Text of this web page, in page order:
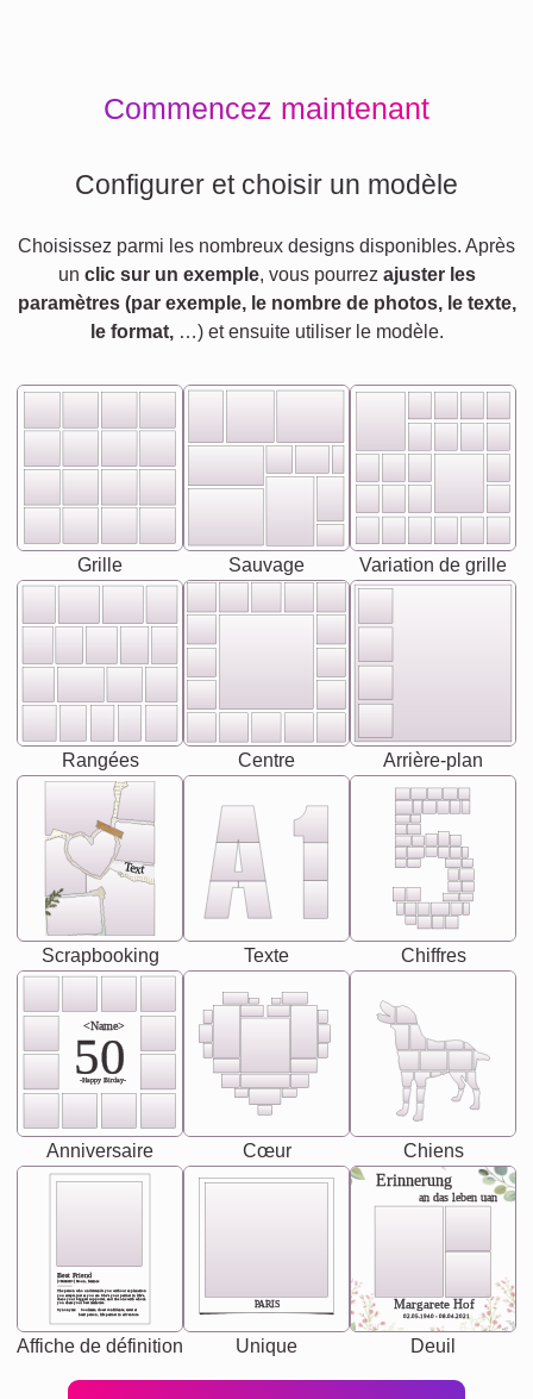
Commencez maintenant
Configurer et choisir un modèle
Choisissez parmi les nombreux designs disponibles. Après
un clic sur un exemple, vous pourrez ajuster les
paramètres (par exemple, le nombre de photos, le texte,
le format,…) et ensuite utiliser le modèle.
Grille Sauvage Variation de grille
Rangées Centre Arrière-plan
Text
Scrapbooking Texte Chiffres
<Name>
50
-Happy Birday-
Anniversaire Cœur Chiens
Best Friend
[<NAME>] Noun, feminie
Synonyms: Soulmate, closet confidante, sister at
heart person, life partner in adventure.
The person who understands you without explanation
you accepts just as you are. She's your partner in life's,
chaos your biggest supporter, and the one with whom
you share your best memories.
Affiche de définition
PARIS
Unique
Erinnerung
an das leben uan
Margarete Hof
02.05.1940 - 08.04.2021
Deuil